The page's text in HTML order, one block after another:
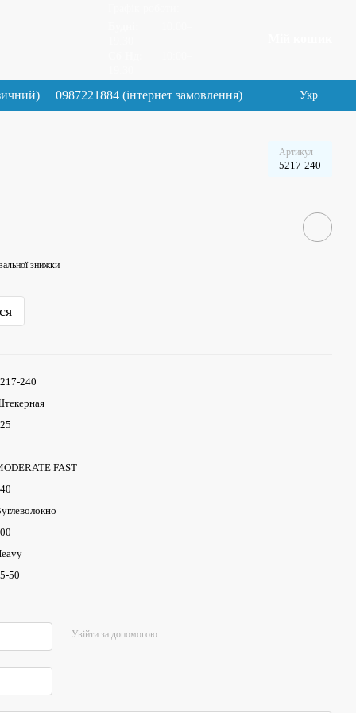
0987221884 (інтернет замовлення) Укр
Артикул
5217-240
знижки
240
FAST
50
Увійти за допомогою